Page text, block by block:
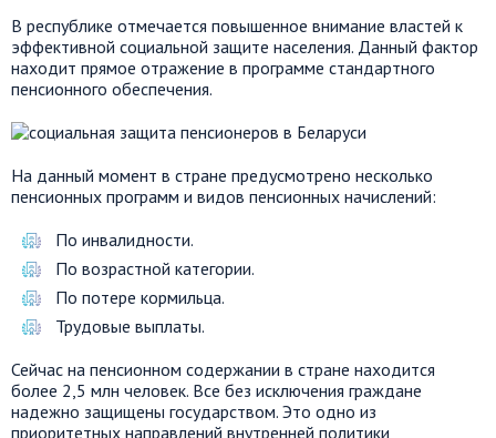
В республике отмечается повышенное внимание властей к
эффективной социальной защите населения. Данный фактор
находит прямое отражение в программе стандартного
пенсионного обеспечения.
На данный момент в стране предусмотрено несколько
пенсионных программ и видов пенсионных начислений:
По инвалидности.
По возрастной категории.
По потере кормильца.
Трудовые выплаты.
Сейчас на пенсионном содержании в стране находится
более 2,5 млн человек. Все без исключения граждане
надежно защищены государством. Это одно из
приоритетных направлений внутренней политики